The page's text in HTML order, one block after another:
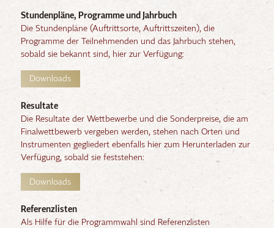
Stundenpläne, Programme und Jahrbuch
Die Stundenpläne (Auftrittsorte, Auftrittszeiten), die
Programme der Teilnehmenden und das Jahrbuch stehen,
sobald sie bekannt sind, hier zur Verfügung:
Downloads
Resultate
Die Resultate der Wettbewerbe und die Sonderpreise, die am
Finalwettbewerb vergeben werden, stehen nach Orten und
Instrumenten gegliedert ebenfalls hier zum Herunterladen zur
Verfügung, sobald sie feststehen:
Downloads
Referenzlisten
Als Hilfe für die Programmwahl sind Referenzlisten